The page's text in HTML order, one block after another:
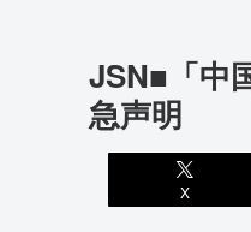
JSN■「中
急声明
X